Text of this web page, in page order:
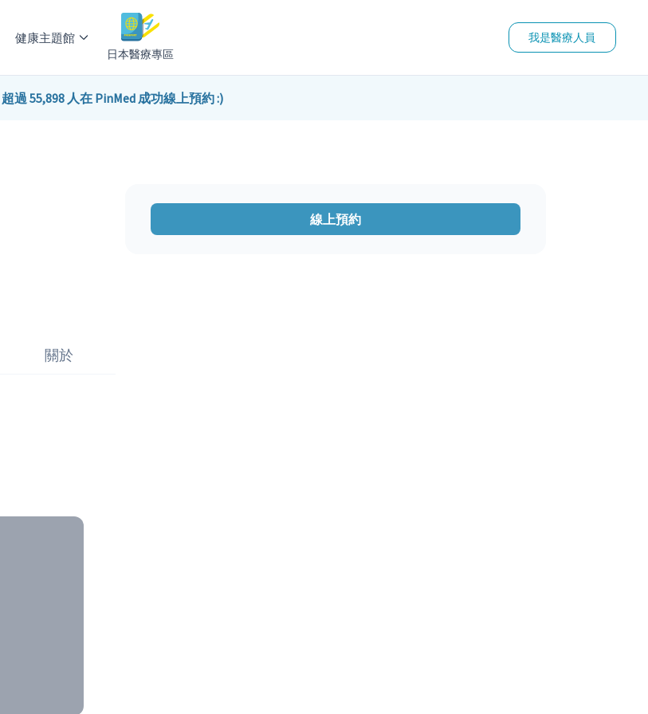
健康主題館
日本醫療專區
我是醫療人員
超過 55,898 人在 PinMed 成功線上預約 :)
關於
線上預約